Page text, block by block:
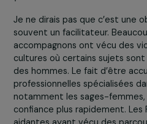
qu’elle sait vers qui se
dans le système de soins
de sa santé. Nous ne faisons
donnons les moyens d’agir
pour qu’elle puisse
un parcours de soins
Pourquoi est-ce